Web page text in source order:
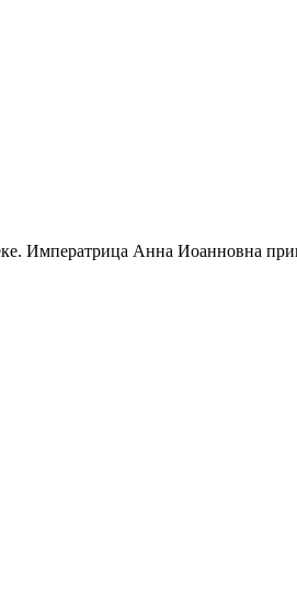
Императрица Анна Иоанновна